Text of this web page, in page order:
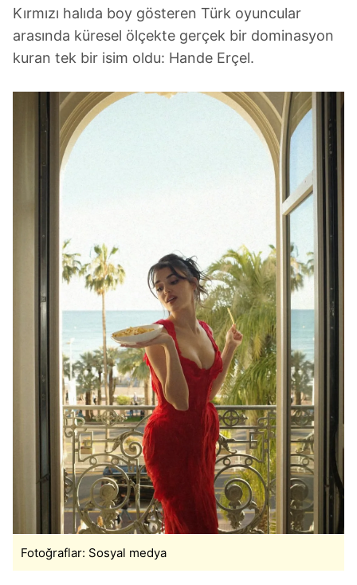
Kırmızı halıda boy gösteren Türk oyuncular
arasında küresel ölçekte gerçek bir dominasyon
kuran tek bir isim oldu: Hande Erçel.
Fotoğraflar: Sosyal medya